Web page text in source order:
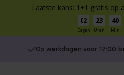
Laatste kans: 1+1 gratis op
02
Dagen
23
Uren
40
Min
Op werkdagen voor 17:00